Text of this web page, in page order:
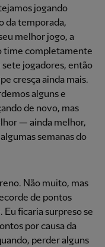
jogando
da temporada,
melhor jogo, a
time completamente
jogadores, então
cresça ainda mais.
alguns e
de novo, mas
— ainda melhor,
semanas do
Não muito, mas
de pontos
ficaria surpreso se
por causa da
perder alguns